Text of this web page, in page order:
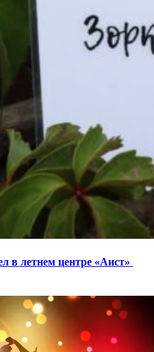
в летнем центре «Аист»